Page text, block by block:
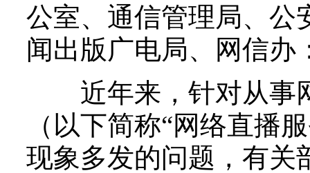
公室、通信管理局、公
闻出版广电局、网信办
近年来，针对从事
（以下简称“网络直播
现象多发的问题，有关